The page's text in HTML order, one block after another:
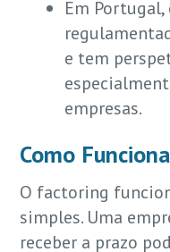
Em
e tem
empresas.
Como
O factoring
simples. Uma
receber a prazo